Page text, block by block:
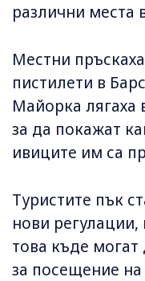
различни места
Местни
пистилети в
Майорка лягаха
за да покажат
ивиците им са
Туристите пък
нови регулации,
това къде могат
за посещение на